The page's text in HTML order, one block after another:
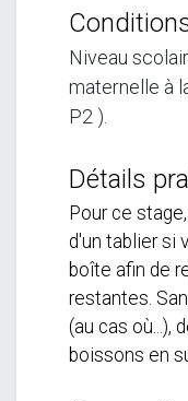
Niveau
maternelle à
P2 ).
Détails
Pour ce
d'un tablier si
boîte afin de
restantes.
(au cas où...),
boissons en